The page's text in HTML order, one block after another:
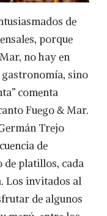
de
porque
no hay en
sino
comenta
Fuego & Mar.
Trejo
de
de platillos, cada
Los invitados al
de algunos